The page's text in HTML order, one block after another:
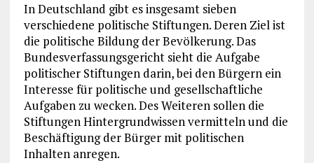
In Deutschland gibt es insgesamt sieben
verschiedene politische Stiftungen. Deren Ziel ist
die politische Bildung der Bevölkerung. Das
Bundesverfassungsgericht sieht die Aufgabe
politischer Stiftungen darin, bei den Bürgern ein
Interesse für politische und gesellschaftliche
Aufgaben zu wecken. Des Weiteren sollen die
Stiftungen Hintergrundwissen vermitteln und die
Beschäftigung der Bürger mit politischen
Inhalten anregen.